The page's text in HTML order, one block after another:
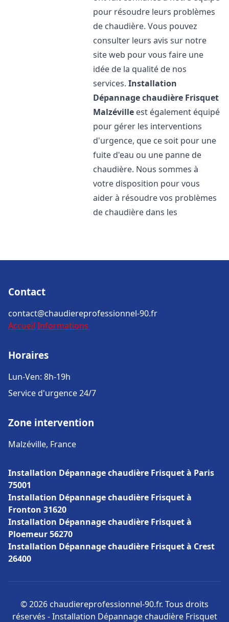
pour résoudre leurs problèmes
de chaudière. Vous pouvez
consulter leurs avis sur notre
site web pour vous faire une
idée de la qualité de nos
services.Installation
Dépannage chaudière Frisquet
Malzéville est également équipé
pour gérer les interventions
d'urgence, que ce soit pour une
fuite d'eau ou une panne de
chaudière. Nous sommes à
votre disposition pour vous
aider à résoudre vos problèmes
de chaudière dans les
Contact
contact@chaudiereprofessionnel-90.fr
Accueil Informations
Horaires
Lun-Ven: 8h-19h
Service d'urgence 24/7
Zone intervention
Malzéville, France
Installation Dépannage chaudière Frisquet à Paris
75001
Installation Dépannage chaudière Frisquet à
Fronton 31620
Installation Dépannage chaudière Frisquet à
Ploemeur 56270
Installation Dépannage chaudière Frisquet à Crest
26400
© 2026 chaudiereprofessionnel-90.fr. Tous droits
réservés - Installation Dépannage chaudière Frisquet